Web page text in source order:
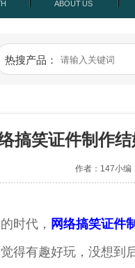
热搜产品：
搞笑证件制作
作者：147小编
时代， 网络搞笑证件
得有趣好玩，没想到